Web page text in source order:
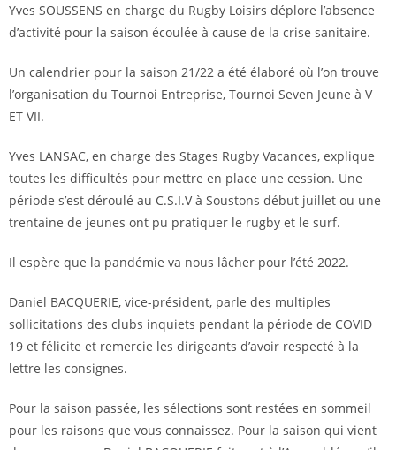
Yves SOUSSENS en charge du Rugby Loisirs déplore l’absence
d’activité pour la saison écoulée à cause de la crise sanitaire.
Un calendrier pour la saison 21/22 a été élaboré où l’on trouve
l’organisation du Tournoi Entreprise, Tournoi Seven Jeune à V
ET VII.
Yves LANSAC, en charge des Stages Rugby Vacances, explique
toutes les difficultés pour mettre en place une cession. Une
période s’est déroulé au C.S.I.V à Soustons début juillet ou une
trentaine de jeunes ont pu pratiquer le rugby et le surf.
Il espère que la pandémie va nous lâcher pour l’été 2022.
Daniel BACQUERIE, vice-président, parle des multiples
sollicitations des clubs inquiets pendant la période de COVID
19 et félicite et remercie les dirigeants d’avoir respecté à la
lettre les consignes.
Pour la saison passée, les sélections sont restées en sommeil
pour les raisons que vous connaissez. Pour la saison qui vient